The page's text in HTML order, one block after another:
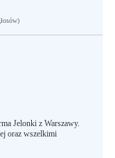
Jelonki z Warszawy.
oraz wszelkimi